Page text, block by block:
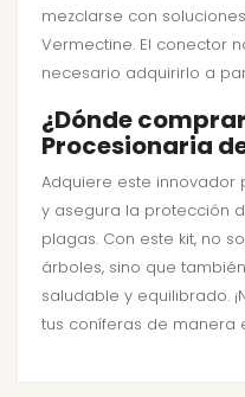
mezclarse con
Vermectine. El conector
necesario adquirirlo a
¿Dónde
Procesionaria
Adquiere este innovador
y asegura la protección
plagas. Con este kit, no
árboles, sino que
saludable y equilibrado.
tus coníferas de manera